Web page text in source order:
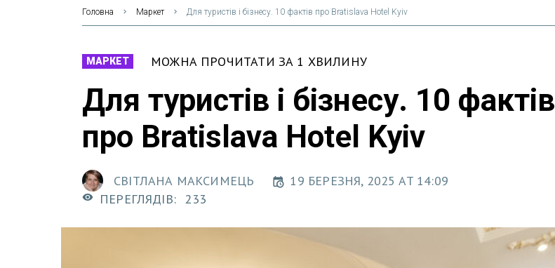
Головна Маркет Для туристів і бізнесу. 10 фактів про Bratislava Hotel Kyiv
МАРКЕТ МОЖНА ПРОЧИТАТИ ЗА 1 ХВИЛИНУ
Для туристів і бізнесу. 10 фактів
про Bratislava Hotel Kyiv
СВІТЛАНА МАКСИМЕЦЬ
19 БЕРЕЗНЯ, 2025 AT 14:09
ПЕРЕГЛЯДІВ: 233